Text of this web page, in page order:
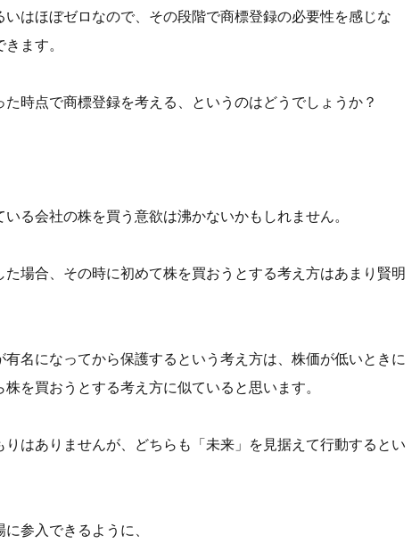
はほぼゼロなので、その段階で商標登録の必要性を感じな
ます。
時点で商標登録を考える、というのはどうでしょうか？
る会社の株を買う意欲は沸かないかもしれません。
場合、その時に初めて株を買おうとする考え方はあまり賢明
名になってから保護するという考え方は、株価が低いときに
を買おうとする考え方に似ていると思います。
はありませんが、どちらも「未来」を見据えて行動するとい
参入できるように、